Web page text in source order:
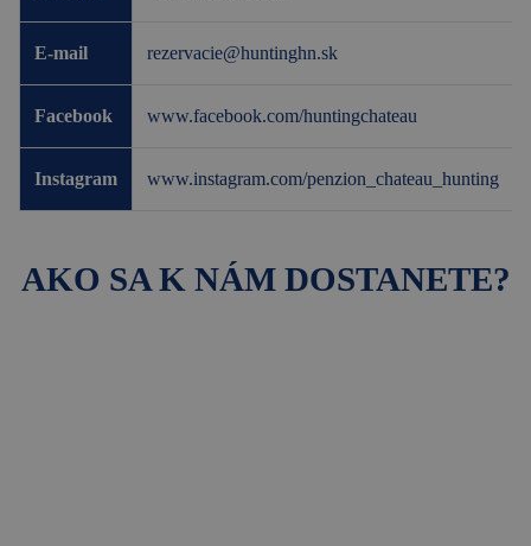
AKO SA K NÁM DOSTANETE?
E-mail rezervacie@huntinghn.sk
Facebook www.facebook.com/huntingchateau
Instagram www.instagram.com/penzion_chateau_hunting